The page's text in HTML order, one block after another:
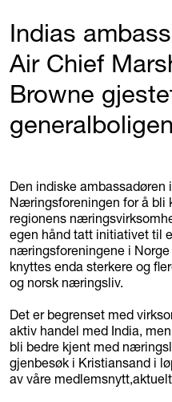
Indias
Air Chief
Browne
Den indiske
Næringsforeningen for å bli
regionens
egen hånd tatt initiativet til
næringsforeningene i
knyttes enda sterkere og
og norsk næringsliv.
Det er begrenset med
aktiv handel med India,
bli bedre kjent med
gjenbesøk i Kristiansand i
av våre